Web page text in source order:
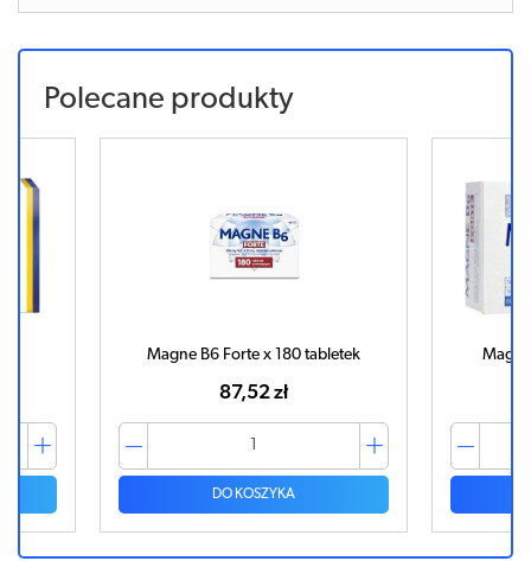
Polecane produkty
Magne B6 Forte x 180 tabletek
87,52 zł
DO KOSZYKA